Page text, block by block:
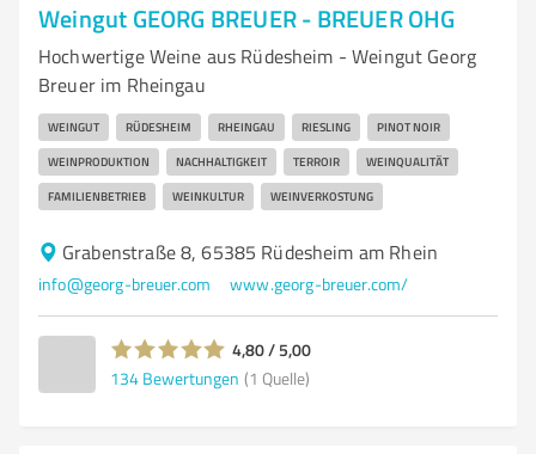
Weingut GEORG BREUER - BREUER OHG
Hochwertige Weine aus Rüdesheim - Weingut Georg
Breuer im Rheingau
WEINGUT RÜDESHEIM RHEINGAU RIESLING PINOT NOIR
WEINPRODUKTION NACHHALTIGKEIT TERROIR WEINQUALITÄT
FAMILIENBETRIEB WEINKULTUR WEINVERKOSTUNG
Grabenstraße 8, 65385 Rüdesheim am Rhein
info@georg-breuer.com www.georg-breuer.com/
4,80 / 5,00
134 Bewertungen (1 Quelle)